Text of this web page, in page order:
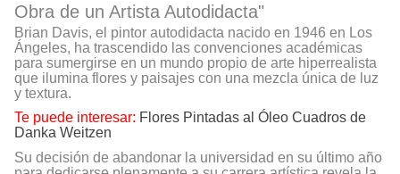
Obra de un Artista Autodidacta"
Brian Davis, el pintor autodidacta nacido en 1946 en Los
Ángeles, ha trascendido las convenciones académicas
para sumergirse en un mundo propio de arte hiperrealista
que ilumina flores y paisajes con una mezcla única de luz
y textura.
Te puede interesar: Flores Pintadas al Óleo Cuadros de
Danka Weitzen
Su decisión de abandonar la universidad en su último año